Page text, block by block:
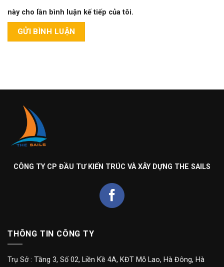
này cho lần bình luận kế tiếp của tôi.
CÔNG TY CP ĐẦU TƯ KIẾN TRÚC VÀ XÂY DỰNG THE SAILS
THÔNG TIN CÔNG TY
Trụ Sở : Tầng 3, Số 02, Liền Kề 4A, KĐT Mỗ Lao, Hà Đông, Hà